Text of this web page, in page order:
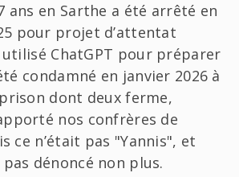
ans en Sarthe a été arrêté en
pour projet d’attentat
ChatGPT pour préparer
condamné en janvier 2026 à
dont deux ferme,
nos confrères de
ce n’était pas "Yannis", et
pas dénoncé non plus.